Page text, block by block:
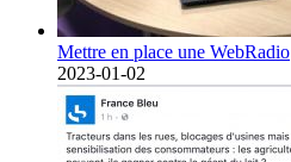
Mettre en place une WebRadio
2023-01-02